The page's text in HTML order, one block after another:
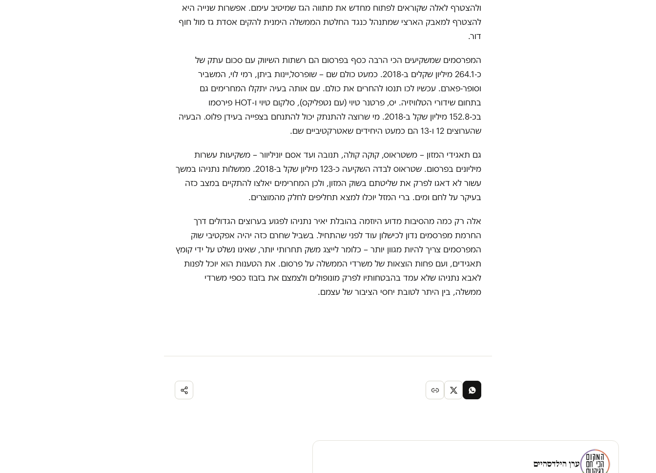
ולהצטרף לאלה שקוראים לפתוח מחדש את מתווה הגז שמיטיב עימם. אפשרות שנייה היא
להצטרף למאבק הארצי שמתנהל כנגד החלטת הממשלה הימנית להקים אסדת גז מול חוף
דור.
המפרסמים שמשקיעים הכי הרבה כסף בפרסום הם רשתות השיווק עם סכום עתק של
כ-264.1 מיליון שקלים ב-2018. כמעט כולם שם – שופרסל,יינות ביתן, רמי לוי, המשביר
וסופר-פארם. עכשיו לכו תנסו להחרים את כולם. עם אותה בעיה יתקלו המחרימים גם
בתחום שידורי הטלוויזיה. יס, פרטנר טיוי (עם נטפליקס), סלקום טיוי ו-HOT פירסמו
בכ-152.8 מיליון שקל ב-2018. מי שרוצה להתנתק יכול להתנחם בצפייה בעידן פלוס. הבעיה
שהערוצים 12 ו-13 הם כמעט היחידים שאטרקטיביים שם.
גם תאגידי המזון – משטראוס, קוקה קולה, תנובה ועד אסם יוניליוור – משקיעות עשרות
מיליונים בפרסום. שטראוס לבדה השקיעה כ-123 מיליון שקל ב-2018. ממשלות נתניהו במשך
עשור לא דאגו לפרק את שליטתם בשוק המזון, ולכן המחרימים יאלצו להתקיים במצב כזה
בעיקר על לחם ומים. ברי המזל יוכלו למצא תחליפים לחלק מהמוצרים.
אלה רק כמה מהסיבות מדוע היוזמה בהובלת יאיר נתניהו לפגוע בערוצים הגדולים דרך
החרמת מפרסמים נדון לכישלון עוד לפני שהתחיל. בשביל שחרם כזה יהיה אפקטיבי שוק
המפרסמים צריך להיות מגוון יותר – כלומר לייצג משק תחרותי יותר, שאינו נשלט על ידי קומץ
תאגידים, ועם פחות הוצאות של משרדי הממשלה על פרסום. את הטענות הוא יוכל לפנות
לאבא נתניהו שלא עמד בהבטחותיו לפרק מונופולים ולצמצם את בזבוז כספי משרדי
ממשלה, בין היתר לטובת יחסי הציבור של עצמם.
ערן הילדסהיים